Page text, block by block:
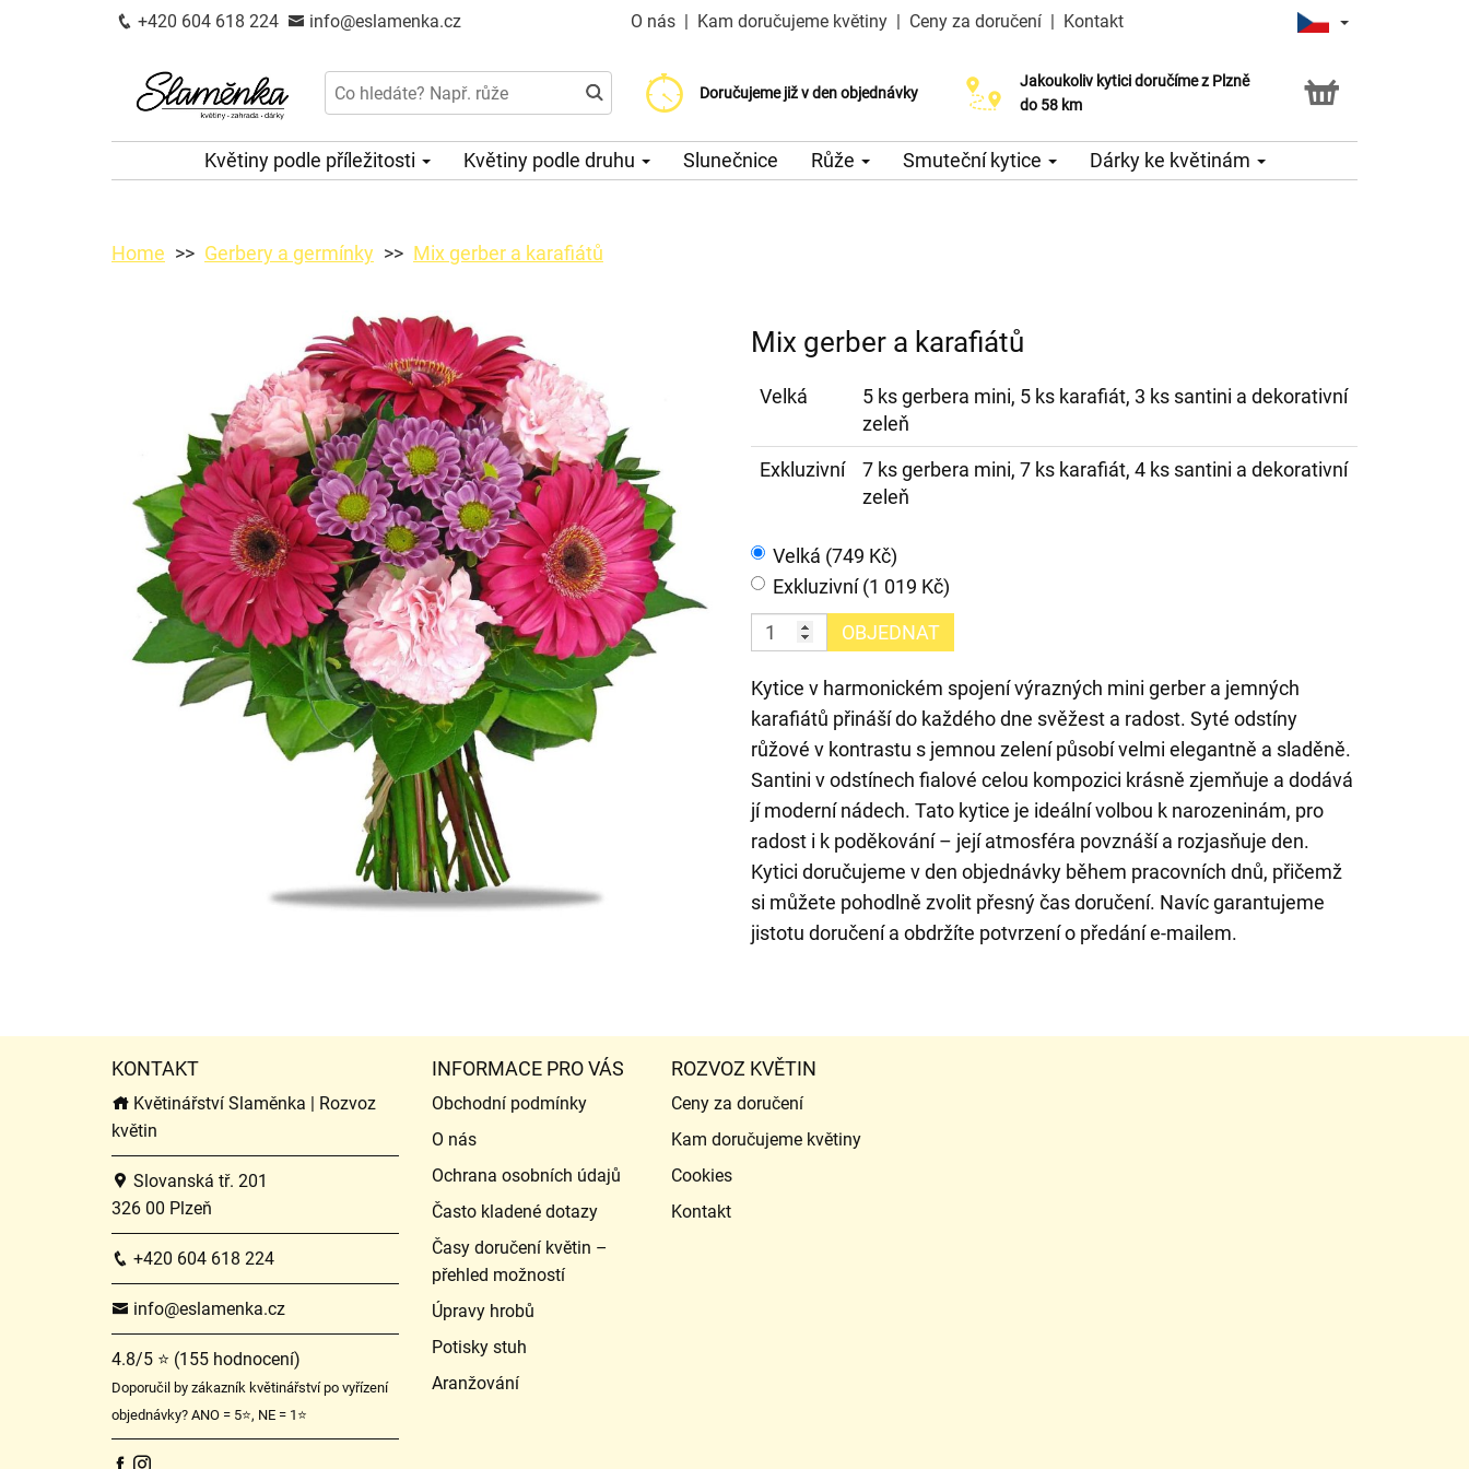
+420 604 618 224 info@eslamenka.cz O nás | Kam doručujeme květiny | Ceny za doručení | Kontakt
Doručujeme již v den objednávky
Doručujeme již od 200 Kč
Možný výběr času a dne doručení
Jakoukoliv kytici doručíme z Plzně
do 58 km
Květiny podle příležitosti Květiny podle druhu Slunečnice Růže Smuteční kytice Dárky ke květinám
Home Gerbery a germínky Mix gerber a karafiátů
Mix gerber a karafiátů
Velká
5 ks gerbera mini, 5 ks karafiát, 3 ks santini a dekorativní
zeleň
Exkluzivní
7 ks gerbera mini, 7 ks karafiát, 4 ks santini a dekorativní
zeleň
Velká (749 Kč)
Exkluzivní (1 019 Kč)
OBJEDNAT
Kytice v harmonickém spojení výrazných mini gerber a jemných
karafiátů přináší do každého dne svěžest a radost. Syté odstíny
růžové v kontrastu s jemnou zelení působí velmi elegantně a sladěně.
Santini v odstínech fialové celou kompozici krásně zjemňuje a dodává
jí moderní nádech. Tato kytice je ideální volbou k narozeninám, pro
radost i k poděkování – její atmosféra povznáší a rozjasňuje den.
Kytici doručujeme v den objednávky během pracovních dnů, přičemž
si můžete pohodlně zvolit přesný čas doručení. Navíc garantujeme
jistotu doručení a obdržíte potvrzení o předání e-mailem.
KONTAKT
Květinářství Slaměnka | Rozvoz
květin
Slovanská tř. 201
326 00 Plzeň
+420 604 618 224
info@eslamenka.cz
4.8/5 ⭐ (155 hodnocení)
Doporučil by zákazník květinářství po vyřízení
objednávky? ANO = 5⭐, NE = 1⭐
INFORMACE PRO VÁS
Obchodní podmínky
O nás
Ochrana osobních údajů
Často kladené dotazy
Časy doručení květin –
přehled možností
Úpravy hrobů
Potisky stuh
Aranžování
ROZVOZ KVĚTIN
Ceny za doručení
Kam doručujeme květiny
Cookies
Kontakt